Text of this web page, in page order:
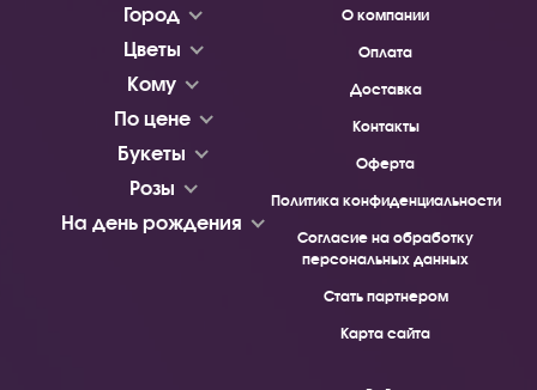
Город
Цветы
Кому
По цене
Букеты
Розы
На день рождения
О компании
Оплата
Доставка
Контакты
Оферта
Политика конфиденциальности
Согласие на обработку
персональных данных
Стать партнером
Карта сайта